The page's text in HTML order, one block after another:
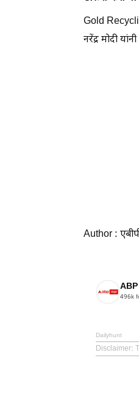
Gold
नरेंद्र मोदी
Author :
ABP
496k
Dailyhunt
Disclaimer: